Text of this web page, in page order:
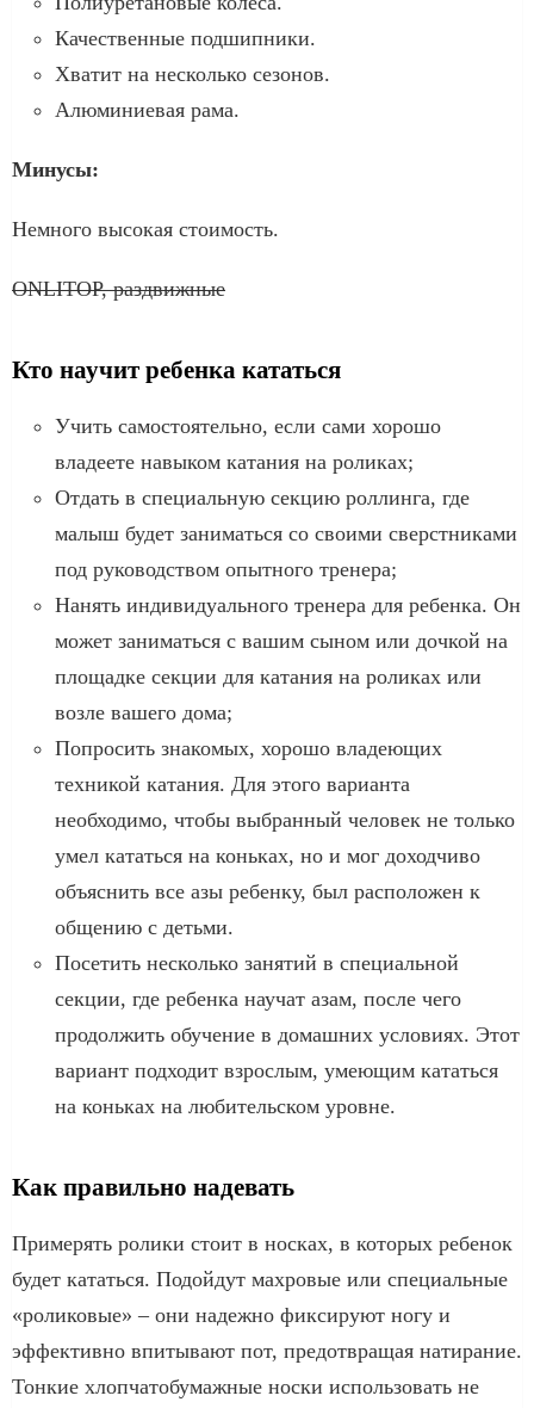
Качественные подшипники.
Хватит на несколько сезонов.
Алюминиевая рама.
Минусы:
Немного высокая стоимость.
ONLITOP, раздвижные
Кто научит ребенка кататься
Учить самостоятельно, если сами хорошо
владеете навыком катания на роликах;
Отдать в специальную секцию роллинга, где
малыш будет заниматься со своими сверстниками
под руководством опытного тренера;
Нанять индивидуального тренера для ребенка. Он
может заниматься с вашим сыном или дочкой на
площадке секции для катания на роликах или
возле вашего дома;
Попросить знакомых, хорошо владеющих
техникой катания. Для этого варианта
необходимо, чтобы выбранный человек не только
умел кататься на коньках, но и мог доходчиво
объяснить все азы ребенку, был расположен к
общению с детьми.
Посетить несколько занятий в специальной
секции, где ребенка научат азам, после чего
продолжить обучение в домашних условиях. Этот
вариант подходит взрослым, умеющим кататься
на коньках на любительском уровне.
Как правильно надевать
Примерять ролики стоит в носках, в которых ребенок
будет кататься. Подойдут махровые или специальные
«роликовые» – они надежно фиксируют ногу и
эффективно впитывают пот, предотвращая натирание.
Тонкие хлопчатобумажные носки использовать не